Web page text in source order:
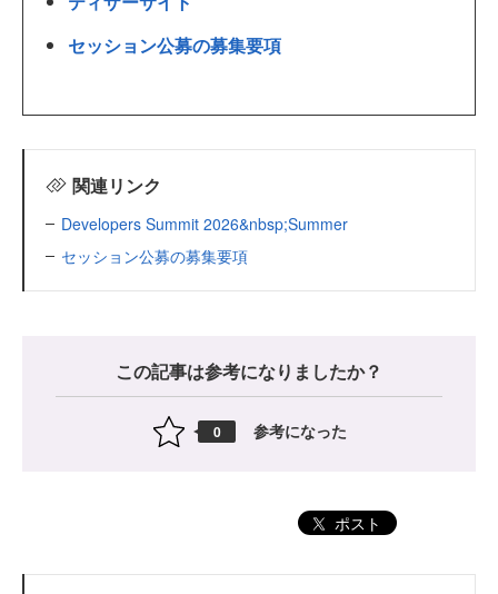
セッション公募の募集要項
関連リンク
Developers Summit 2026&nbsp;Summer
セッション公募の募集要項
この記事は参考になりましたか？
0 参考になった
ポスト